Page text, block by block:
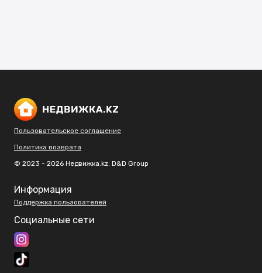
Пользовательское соглашение
Политика возврата
© 2023 - 2026 Недвижка.kz. D&D Group
Информация
Поддержка пользователей
Социальные сети